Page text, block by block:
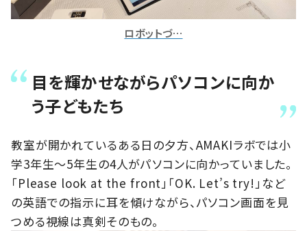
ロボットづ…
目を輝かせながらパソコンに向か
う子どもたち
教室が開かれているある日の夕方、AMAKIラボでは小
学3年生～5年生の4人がパソコンに向かっていました。
「Please look at the front」「OK. Let’s try!」など
の英語での指示に耳を傾けながら、パソコン画面を見
つめる視線は真剣そのもの。